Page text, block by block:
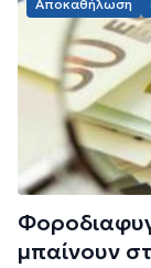
Αποκαθήλωση
μπαίνουν